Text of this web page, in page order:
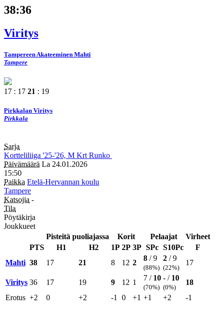
38:36
Viritys
Tampereen Akateeminen Mahti
Tampere
17 : 17 21 : 19
Pirkkalan Viritys
Pirkkala
Sarja
Kortteliliiga '25-'26, M Krt Runko
Päivämäärä La 24.01.2026
15:50
Paikka Etelä-Hervannan koulu
Tampere
Katsojia -
Tila
Pöytäkirja
Joukkueet
Pisteitä puoliajassa
Korit Pelaajat
Virheet
PTS
H1 H2 1P 2P 3P SPc S10Pc
F
Mahti 38 17 21 8 12 2
8 / 9
(88%)
2 / 9
(22%)
17
Viritys 36 17 19 9 12 1
7 / 10
(70%)
- / 10
(0%)
18
Erotus +2 0 +2 -1 0 +1 +1 +2 -1